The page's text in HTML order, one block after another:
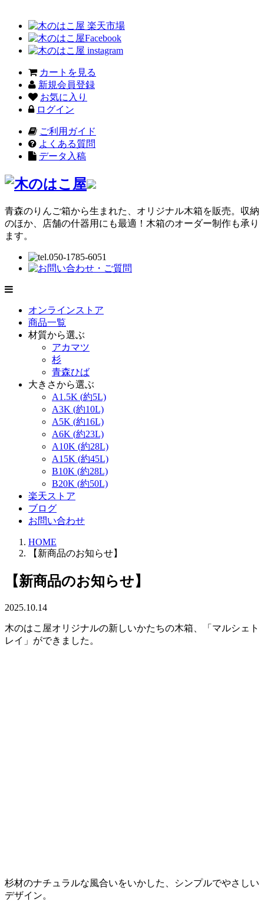
カートを見る
新規会員登録
お気に入り
ログイン
ご利用ガイド
よくある質問
データ入稿
青森のりんご箱から生まれた、オリジナル木箱を販売。収納
のほか、店舗の什器用にも最適！木箱のオーダー制作も承り
ます。
オンラインストア
商品一覧
材質から選ぶ
アカマツ
杉
青森ひば
大きさから選ぶ
A1.5K (約5L)
A3K (約10L)
A5K (約16L)
A6K (約23L)
A10K (約28L)
A15K (約45L)
B10K (約28L)
B20K (約50L)
楽天ストア
ブログ
お問い合わせ
HOME
【新商品のお知らせ】
【新商品のお知らせ】
2025.10.14
木のはこ屋オリジナルの新しいかたちの木箱、「マルシェト
レイ」ができました。
杉材のナチュラルな風合いをいかした、シンプルでやさしい
デザイン。